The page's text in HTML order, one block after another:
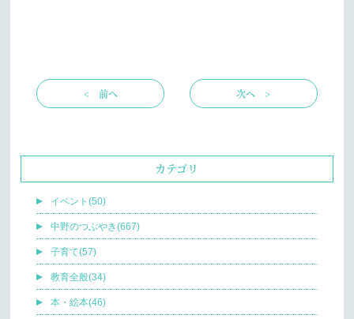
< 前へ 次へ >
カテゴリ
イベント(50)
中野のつぶやき(667)
子育て(57)
教育全般(34)
本・絵本(46)